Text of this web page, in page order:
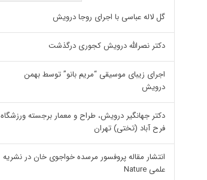
گل لاله عباسی با اجرای روجا درویش
دکتر نصرالله درویش کجوری درگذشت
اجرای زیبای موسیقی “مریم بانو” توسط بهمن
درویش
دکتر جهانگیر درویش، طراح و معمار برجسته ورزشگاه
فرح آباد (تختی) تهران
انتشار مقاله پروفسور مرسده خواجوی خان در نشریه
علمی Nature